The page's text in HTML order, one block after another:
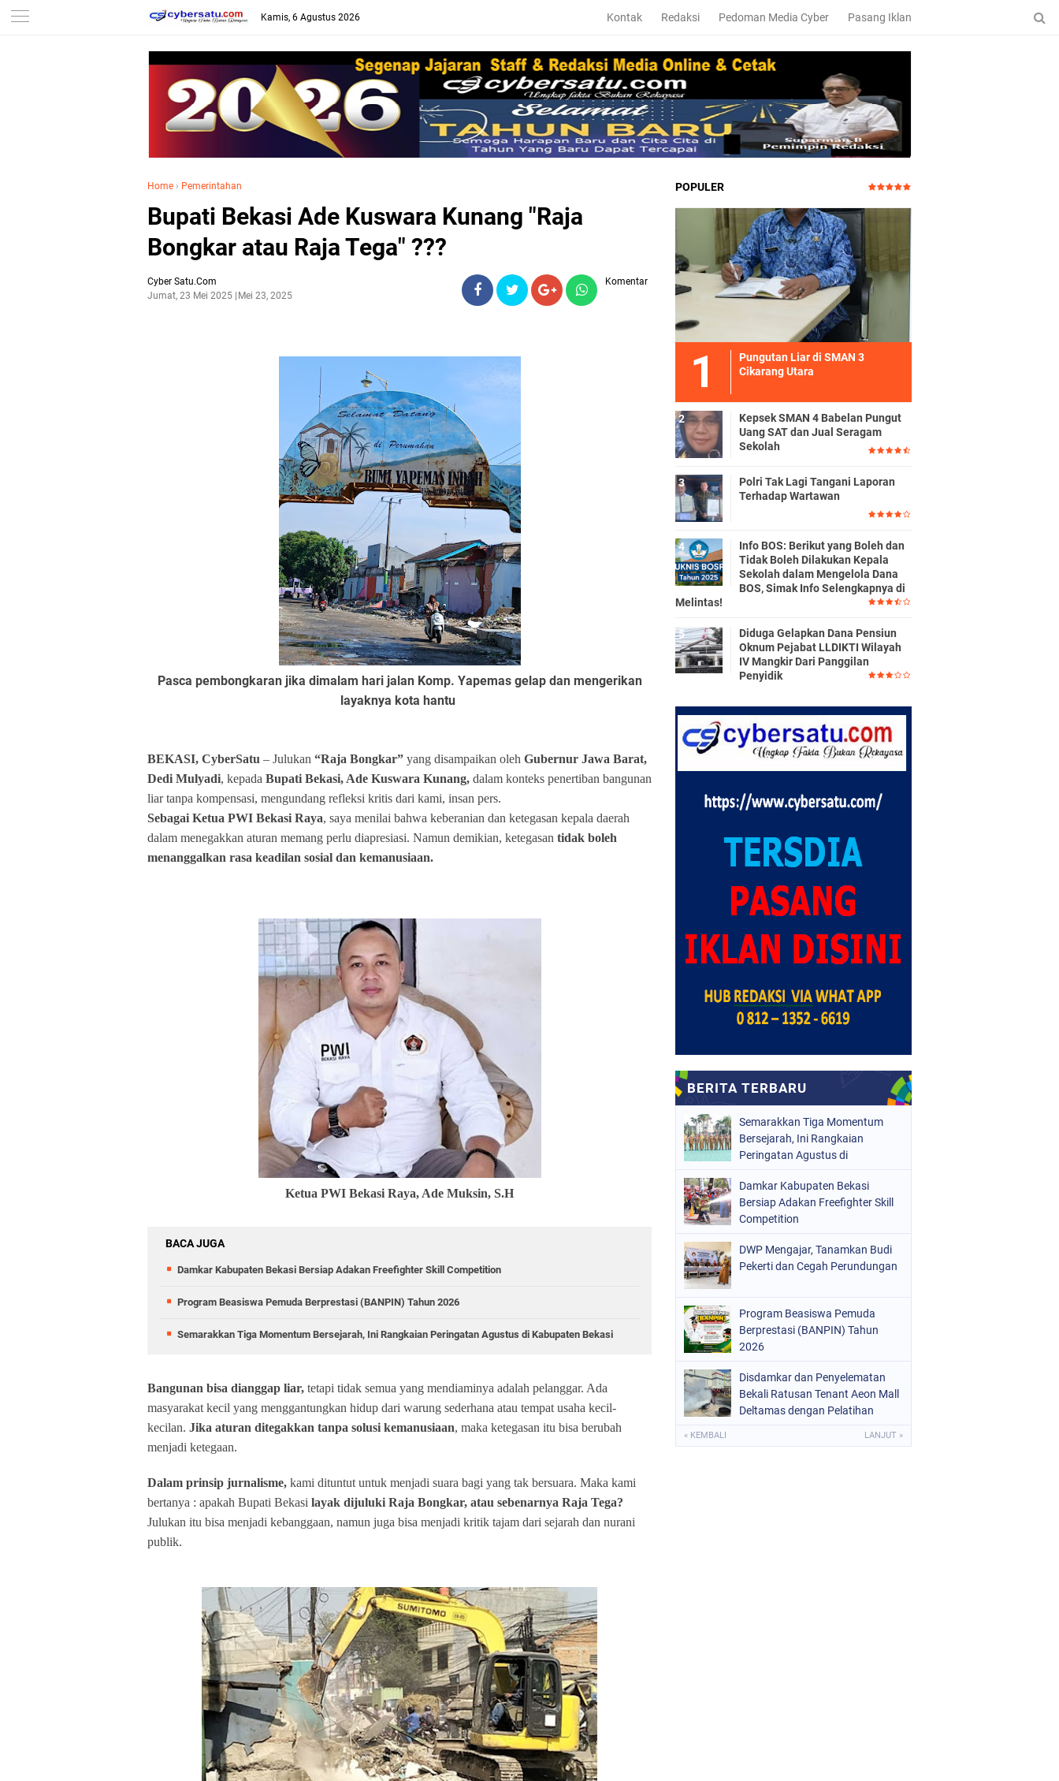
Kamis, 6 Agustus 2026 Kontak Redaksi Pedoman Media Cyber Pasang Iklan
Home › Pemerintahan
Bupati Bekasi Ade Kuswara Kunang "Raja
Bongkar atau Raja Tega" ???
Cyber Satu.Com
Jumat, 23 Mei 2025
Mei 23, 2025
Komentar
Pasca pembongkaran jika dimalam hari jalan Komp. Yapemas gelap dan mengerikan
layaknya kota hantu
BEKASI, CyberSatu – Julukan “Raja Bongkar” yang disampaikan oleh Gubernur Jawa Barat,
Dedi Mulyadi, kepada Bupati Bekasi, Ade Kuswara Kunang, dalam konteks penertiban bangunan
liar tanpa kompensasi, mengundang refleksi kritis dari kami, insan pers.
Sebagai Ketua PWI Bekasi Raya, saya menilai bahwa keberanian dan ketegasan kepala daerah
dalam menegakkan aturan memang perlu diapresiasi. Namun demikian, ketegasan tidak boleh
menanggalkan rasa keadilan sosial dan kemanusiaan.
Ketua PWI Bekasi Raya, Ade Muksin, S.H
BACA JUGA
Damkar Kabupaten Bekasi Bersiap Adakan Freefighter Skill Competition
Program Beasiswa Pemuda Berprestasi (BANPIN) Tahun 2026
Semarakkan Tiga Momentum Bersejarah, Ini Rangkaian Peringatan Agustus di Kabupaten Bekasi
Bangunan bisa dianggap liar, tetapi tidak semua yang mendiaminya adalah pelanggar. Ada
masyarakat kecil yang menggantungkan hidup dari warung sederhana atau tempat usaha kecil-
kecilan. Jika aturan ditegakkan tanpa solusi kemanusiaan, maka ketegasan itu bisa berubah
menjadi ketegaan.
Dalam prinsip jurnalisme, kami dituntut untuk menjadi suara bagi yang tak bersuara. Maka kami
bertanya : apakah Bupati Bekasi layak dijuluki Raja Bongkar, atau sebenarnya Raja Tega?
Julukan itu bisa menjadi kebanggaan, namun juga bisa menjadi kritik tajam dari sejarah dan nurani
publik.
POPULER
Pungutan Liar di SMAN 3
Cikarang Utara
Kepsek SMAN 4 Babelan Pungut
Uang SAT dan Jual Seragam
Sekolah
Polri Tak Lagi Tangani Laporan
Terhadap Wartawan
Info BOS: Berikut yang Boleh dan
Tidak Boleh Dilakukan Kepala
Sekolah dalam Mengelola Dana
BOS, Simak Info Selengkapnya di
Melintas!
Diduga Gelapkan Dana Pensiun
Oknum Pejabat LLDIKTI Wilayah
IV Mangkir Dari Panggilan
Penyidik
Semarakkan Tiga Momentum
Bersejarah, Ini Rangkaian
Peringatan Agustus di
Damkar Kabupaten Bekasi
Bersiap Adakan Freefighter Skill
Competition
DWP Mengajar, Tanamkan Budi
Pekerti dan Cegah Perundungan
Program Beasiswa Pemuda
Berprestasi (BANPIN) Tahun
2026
Disdamkar dan Penyelematan
Bekali Ratusan Tenant Aeon Mall
Deltamas dengan Pelatihan
« KEMBALI LANJUT »